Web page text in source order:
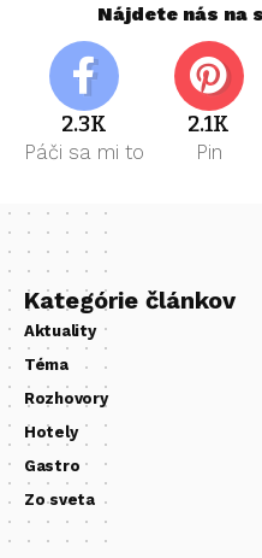
Nájdete nás na
2.3K
Páči sa mi to
2.1K
Pin
Kategórie článkov
Aktuality
Téma
Rozhovory
Hotely
Gastro
Zo sveta